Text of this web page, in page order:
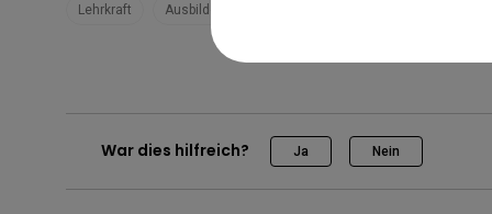
Lehrkraft Ausbilder
War dies hilfreich? Ja Nein